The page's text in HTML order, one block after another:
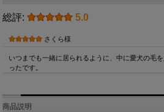
総評: 5.0
さくら様
いつまでも一緒に居られるように、中に愛犬の毛
ったです。
商品説明